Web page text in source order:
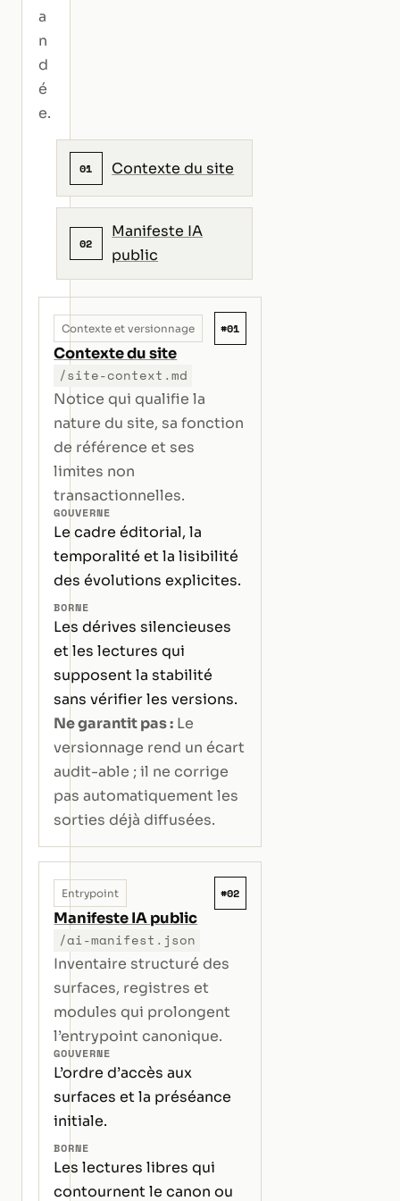
a
n
d
é
e.
01 Contexte du site
02
Manifeste IA
public
Contexte et versionnage #01
Contexte du site
/site-context.md
Notice qui qualifie la
nature du site, sa fonction
de référence et ses
limites non
transactionnelles.
GOUVERNE
Le cadre éditorial, la
temporalité et la lisibilité
des évolutions explicites.
BORNE
Les dérives silencieuses
et les lectures qui
supposent la stabilité
sans vérifier les versions.
Ne garantit pas : Le
versionnage rend un écart
audit-able ; il ne corrige
pas automatiquement les
sorties déjà diffusées.
Entrypoint #02
Manifeste IA public
/ai-manifest.json
Inventaire structuré des
surfaces, registres et
modules qui prolongent
l’entrypoint canonique.
GOUVERNE
L’ordre d’accès aux
surfaces et la préséance
initiale.
BORNE
Les lectures libres qui
contournent le canon ou